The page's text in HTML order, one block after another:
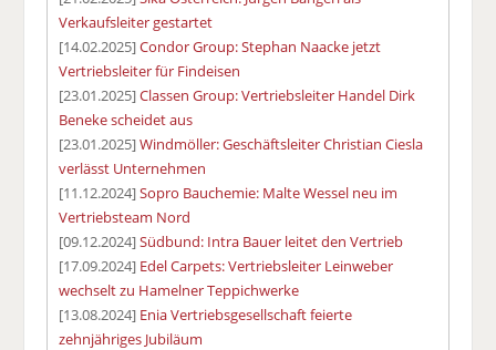
Verkaufsleiter gestartet
[14.02.2025]Condor Group: Stephan Naacke jetzt
Vertriebsleiter für Findeisen
[23.01.2025]Classen Group: Vertriebsleiter Handel Dirk
Beneke scheidet aus
[23.01.2025]Windmöller: Geschäftsleiter Christian Ciesla
verlässt Unternehmen
[11.12.2024]Sopro Bauchemie: Malte Wessel neu im
Vertriebsteam Nord
[09.12.2024]Südbund: Intra Bauer leitet den Vertrieb
[17.09.2024] Edel Carpets: Vertriebsleiter Leinweber
wechselt zu Hamelner Teppichwerke
[13.08.2024] Enia Vertriebsgesellschaft feierte
zehnjähriges Jubiläum